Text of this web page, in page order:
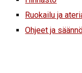
Ruokailu ja
Ohjeet ja